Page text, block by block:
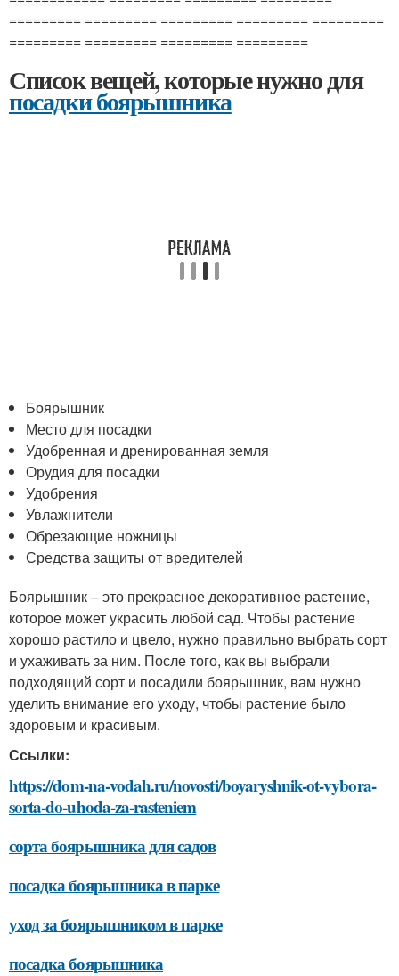
========= ========= ========= ========= =========
========= ========= ========= =========
Список вещей, которые нужно для
посадки боярышника
Боярышник
Место для посадки
Удобренная и дренированная земля
Орудия для посадки
Удобрения
Увлажнители
Обрезающие ножницы
Средства защиты от вредителей
Боярышник – это прекрасное декоративное растение,
которое может украсить любой сад. Чтобы растение
хорошо растило и цвело, нужно правильно выбрать сорт
и ухаживать за ним. После того, как вы выбрали
подходящий сорт и посадили боярышник, вам нужно
уделить внимание его уходу, чтобы растение было
здоровым и красивым.
Ссылки:
https://dom-na-vodah.ru/novosti/boyaryshnik-ot-vybora-
sorta-do-uhoda-za-rasteniem
сорта боярышника для садов
посадка боярышника в парке
уход за боярышником в парке
посадка боярышника